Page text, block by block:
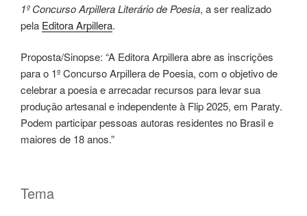
1º Concurso Arpillera Literário de Poesia, a ser realizado
pela Editora Arpillera.
Proposta/Sinopse: “A Editora Arpillera abre as inscrições
para o 1º Concurso Arpillera de Poesia, com o objetivo de
celebrar a poesia e arrecadar recursos para levar sua
produção artesanal e independente à Flip 2025, em Paraty.
Podem participar pessoas autoras residentes no Brasil e
maiores de 18 anos.”
Tema